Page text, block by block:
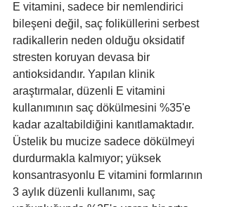
E vitamini, sadece bir nemlendirici
bileşeni değil, saç foliküllerini serbest
radikallerin neden olduğu oksidatif
stresten koruyan devasa bir
antioksidandır. Yapılan klinik
araştırmalar, düzenli E vitamini
kullanımının saç dökülmesini %35'e
kadar azaltabildiğini kanıtlamaktadır.
Üstelik bu mucize sadece dökülmeyi
durdurmakla kalmıyor; yüksek
konsantrasyonlu E vitamini formlarının
3 aylık düzenli kullanımı, saç